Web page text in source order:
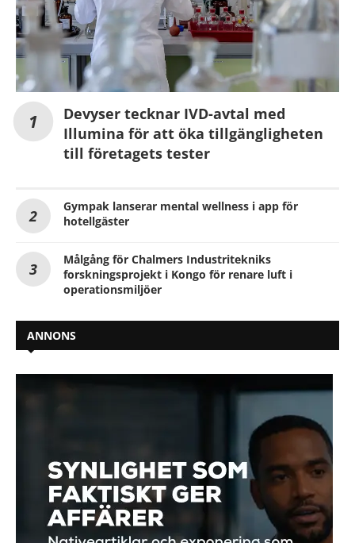
Devyser tecknar IVD-avtal med
Illumina för att öka tillgängligheten
till företagets tester
Gympak lanserar mental wellness i app för
hotellgäster
Målgång för Chalmers Industritekniks
forskningsprojekt i Kongo för renare luft i
operationsmiljöer
ANNONS